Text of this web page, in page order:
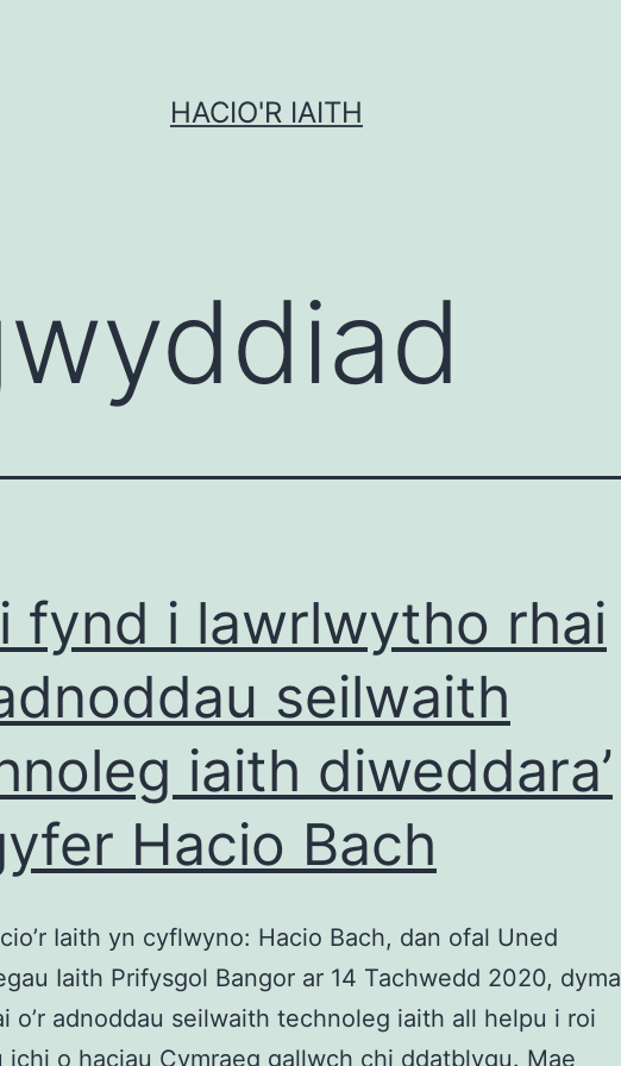
HACIO'R IAITH
fynd i lawrlwytho rhai
seilwaith
iaith diweddara’
Hacio Bach
Iaith yn cyflwyno: Hacio Bach, dan ofal Uned
Iaith Prifysgol Bangor ar 14 Tachwedd 2020, dyma
o’r adnoddau seilwaith technoleg iaith all helpu i roi
ichi o haciau Cymraeg gallwch chi ddatblygu. Mae